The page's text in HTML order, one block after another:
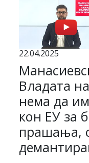
22.04.2025
Владата
нема да
кон ЕУ за
прашања,